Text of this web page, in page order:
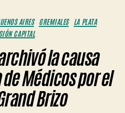
Categorías
AIRES GREMIALES
LA PLATA
CAPITAL
la causa
Médicos por el
Brizo